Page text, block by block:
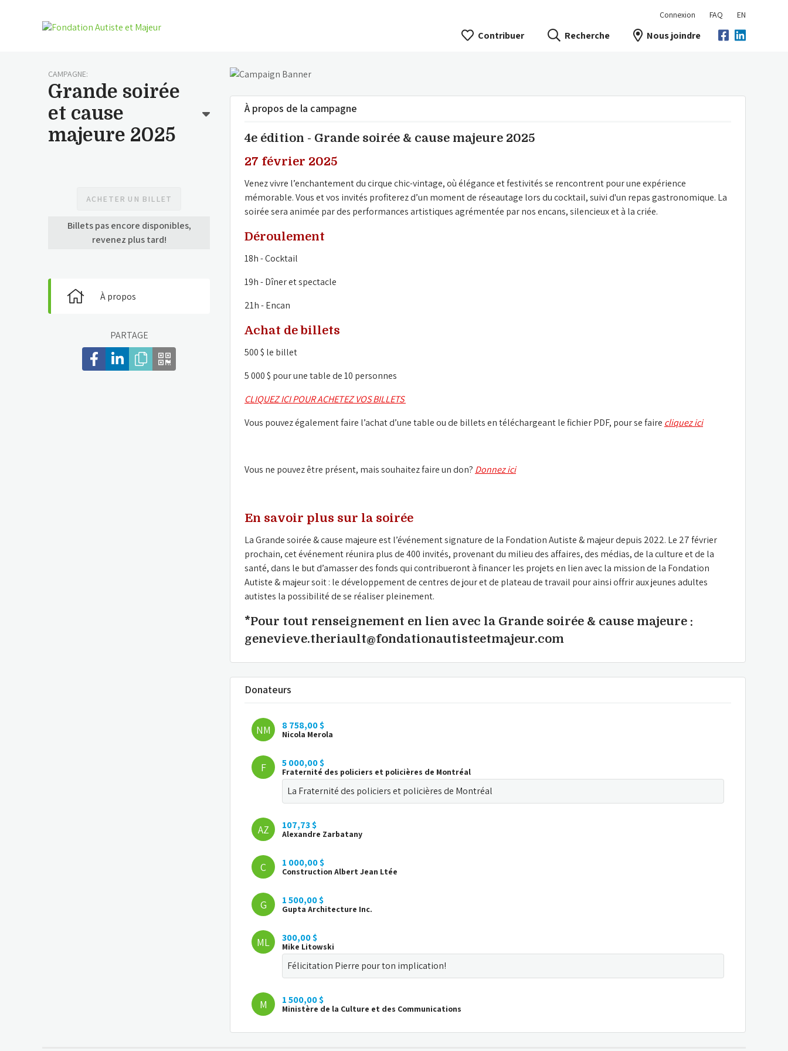
Connexion FAQ EN
Contribuer Recherche Nous joindre
CAMPAGNE:
Grande soirée
et cause
majeure 2025
ACHETER UN BILLET
Billets pas encore disponibles,
revenez plus tard!
À propos
PARTAGE
À propos de la campagne
4e édition - Grande soirée & cause majeure 2025
27 février 2025
Venez vivre l’enchantement du cirque chic-vintage, où élégance et festivités se rencontrent pour une expérience
mémorable. Vous et vos invités profiterez d’un moment de réseautage lors du cocktail, suivi d'un repas gastronomique. La
soirée sera animée par des performances artistiques agrémentée par nos encans, silencieux et à la criée.
Déroulement
18h - Cocktail
19h - Dîner et spectacle
21h - Encan
Achat de billets
500 $ le billet
5 000 $ pour une table de 10 personnes
CLIQUEZ ICI POUR ACHETEZ VOS BILLETS
Vous pouvez également faire l’achat d’une table ou de billets en téléchargeant le fichier PDF, pour se faire cliquez ici
Vous ne pouvez être présent, mais souhaitez faire un don? Donnez ici
En savoir plus sur la soirée
La Grande soirée & cause majeure est l’événement signature de la Fondation Autiste & majeur depuis 2022. Le 27 février
prochain, cet événement réunira plus de 400 invités, provenant du milieu des affaires, des médias, de la culture et de la
santé, dans le but d’amasser des fonds qui contribueront à financer les projets en lien avec la mission de la Fondation
Autiste & majeur soit : le développement de centres de jour et de plateau de travail pour ainsi offrir aux jeunes adultes
autistes la possibilité de se réaliser pleinement.
*Pour tout renseignement en lien avec la Grande soirée & cause majeure :
genevieve.theriault@fondationautisteetmajeur.com
Donateurs
NM 8 758,00 $
Nicola Merola
F 5 000,00 $
Fraternité des policiers et policières de Montréal
La Fraternité des policiers et policières de Montréal
AZ 107,73 $
Alexandre Zarbatany
C 1 000,00 $
Construction Albert Jean Ltée
G 1 500,00 $
Gupta Architecture Inc.
ML 300,00 $
Mike Litowski
Félicitation Pierre pour ton implication!
M 1 500,00 $
Ministère de la Culture et des Communications